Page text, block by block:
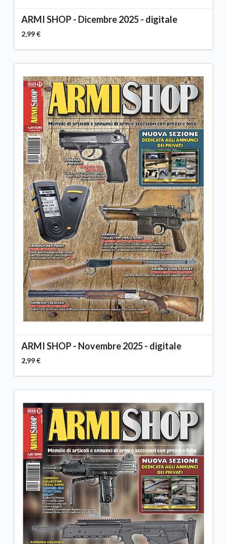
ARMI SHOP - Dicembre 2025 - digitale
2,99 €
ARMI SHOP - Novembre 2025 - digitale
2,99 €